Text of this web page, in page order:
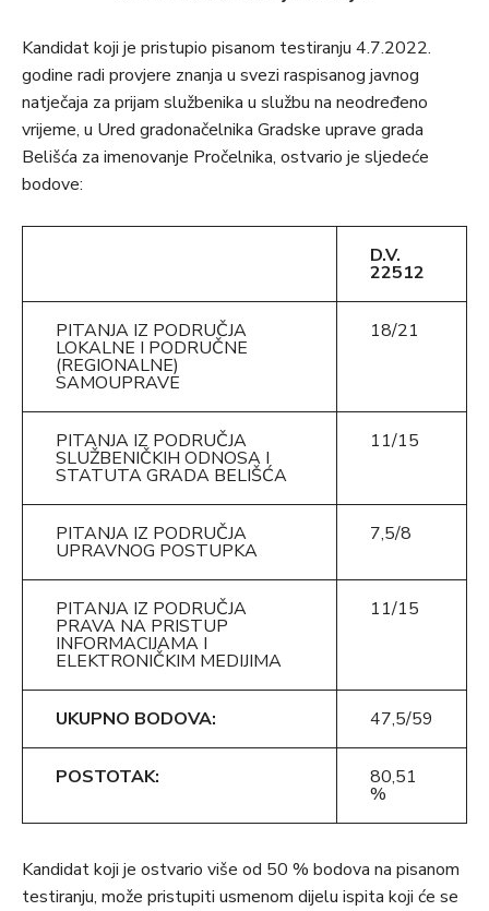
Kandidat koji je pristupio pisanom testiranju 4.7.2022.
godine radi provjere znanja u svezi raspisanog javnog
natječaja za prijam službenika u službu na neodređeno
vrijeme, u Ured gradonačelnika Gradske uprave grada
Belišća za imenovanje Pročelnika, ostvario je sljedeće
bodove:
D.V.
22512
PITANJA IZ PODRUČJA
LOKALNE I PODRUČNE
(REGIONALNE)
SAMOUPRAVE
18/21
PITANJA IZ PODRUČJA
SLUŽBENIČKIH ODNOSA I
STATUTA GRADA BELIŠĆA
11/15
PITANJA IZ PODRUČJA
UPRAVNOG POSTUPKA
7,5/8
PITANJA IZ PODRUČJA
PRAVA NA PRISTUP
INFORMACIJAMA I
ELEKTRONIČKIM MEDIJIMA
11/15
UKUPNO BODOVA: 47,5/59
POSTOTAK: 80,51
%
Kandidat koji je ostvario više od 50 % bodova na pisanom
testiranju, može pristupiti usmenom dijelu ispita koji će se